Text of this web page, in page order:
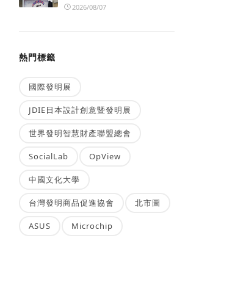
2026/08/07
熱門標籤
國際發明展
JDIE日本設計創意暨發明展
世界發明智慧財產聯盟總會
SocialLab OpView
中國文化大學
台灣發明商品促進協會 北市圖
ASUS Microchip